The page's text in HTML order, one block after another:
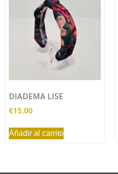
DIADEMA LISE
€15.00
Añadir al carrito